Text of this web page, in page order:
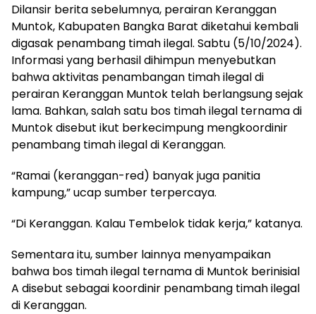
Dilansir berita sebelumnya, perairan Keranggan
Muntok, Kabupaten Bangka Barat diketahui kembali
digasak penambang timah ilegal. Sabtu (5/10/2024).
Informasi yang berhasil dihimpun menyebutkan
bahwa aktivitas penambangan timah ilegal di
perairan Keranggan Muntok telah berlangsung sejak
lama. Bahkan, salah satu bos timah ilegal ternama di
Muntok disebut ikut berkecimpung mengkoordinir
penambang timah ilegal di Keranggan.
“Ramai (keranggan-red) banyak juga panitia
kampung,” ucap sumber terpercaya.
“Di Keranggan. Kalau Tembelok tidak kerja,” katanya.
Sementara itu, sumber lainnya menyampaikan
bahwa bos timah ilegal ternama di Muntok berinisial
A disebut sebagai koordinir penambang timah ilegal
di Keranggan.